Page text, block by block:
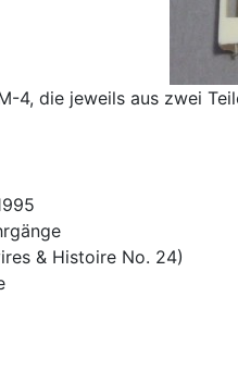
4, die jeweils aus zwei
& Histoire No. 24)